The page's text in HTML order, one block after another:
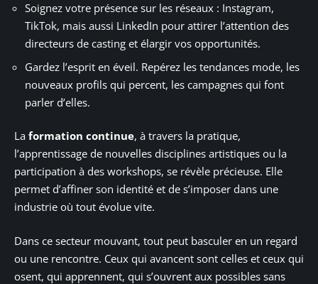
Soignez votre présence sur les réseaux : Instagram,
TikTok, mais aussi LinkedIn pour attirer l’attention des
directeurs de casting et élargir vos opportunités.
Gardez l’esprit en éveil. Repérez les tendances mode, les
nouveaux profils qui percent, les campagnes qui font
parler d’elles.
La formation continue, à travers la pratique,
l’apprentissage de nouvelles disciplines artistiques ou la
participation à des workshops, se révèle précieuse. Elle
permet d’affiner son identité et de s’imposer dans une
industrie où tout évolue vite.
Dans ce secteur mouvant, tout peut basculer en un regard
ou une rencontre. Ceux qui avancent sont celles et ceux qui
osent, qui apprennent, qui s’ouvrent aux possibles sans